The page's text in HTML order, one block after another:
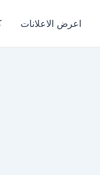
اعرض الاعلانات